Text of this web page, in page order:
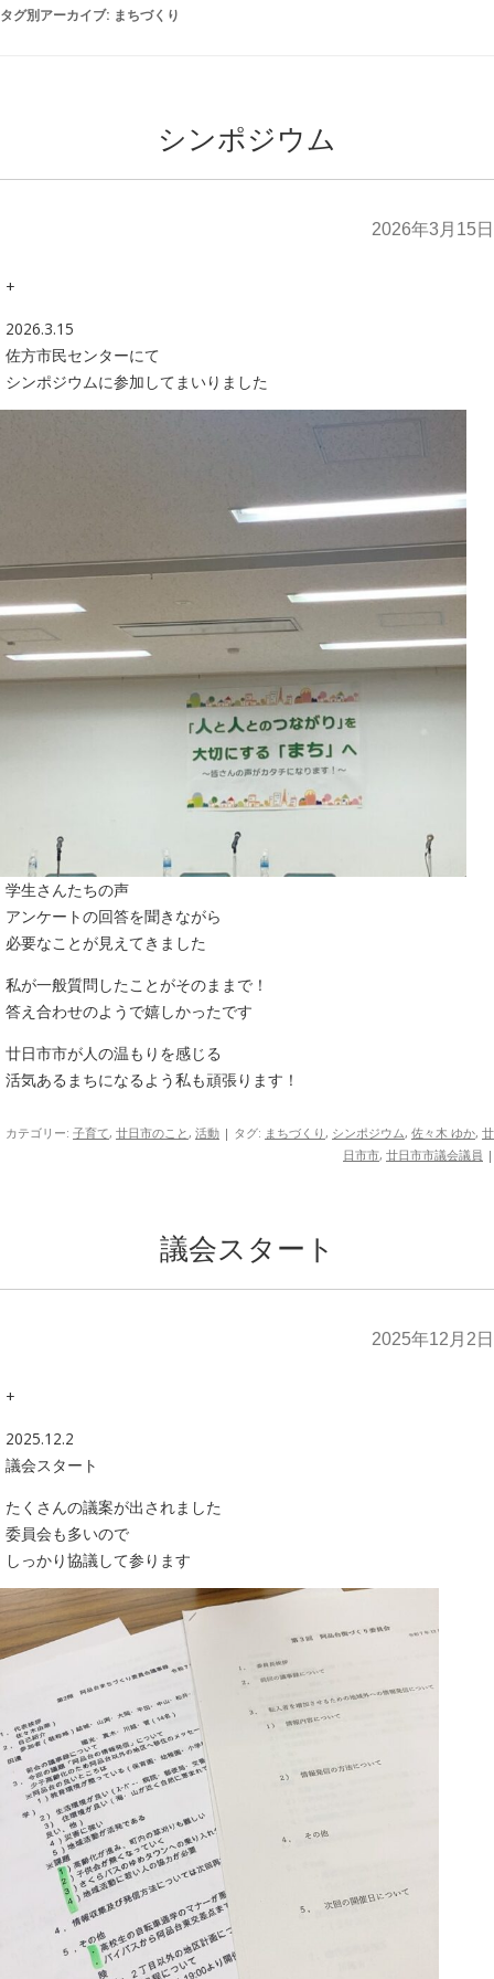
タグ別アーカイブ: まちづくり
シンポジウム
2026年3月15日
+
2026.3.15
佐方市民センターにて
シンポジウムに参加してまいりました
学生さんたちの声
アンケートの回答を聞きながら
必要なことが見えてきました
私が一般質問したことがそのままで！
答え合わせのようで嬉しかったです
廿日市市が人の温もりを感じる
活気あるまちになるよう私も頑張ります！
カテゴリー: 子育て, 廿日市のこと, 活動 | タグ: まちづくり, シンポジウム, 佐々木 ゆか, 廿
日市市, 廿日市市議会議員 |
議会スタート
2025年12月2日
+
2025.12.2
議会スタート
たくさんの議案が出されました
委員会も多いので
しっかり協議して参ります